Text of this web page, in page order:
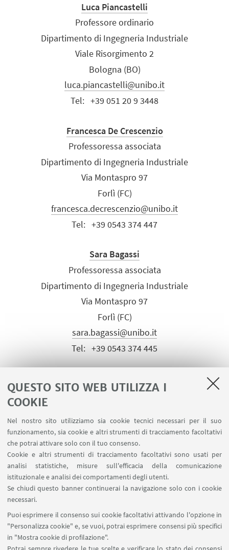
QUESTO SITO WEB UTILIZZA I
COOKIE
Nel nostro sito utilizziamo sia cookie tecnici necessari per il suo
funzionamento, sia cookie e altri strumenti di tracciamento facoltativi
che potrai attivare solo con il tuo consenso.
Cookie e altri strumenti di tracciamento facoltativi sono usati per
analisi statistiche, misure sull'efficacia della comunicazione
istituzionale e analisi dei comportamenti degli utenti.
Se chiudi questo banner continuerai la navigazione solo con i cookie
necessari.
Puoi esprimere il consenso sui cookie facoltativi attivando l'opzione in
"Personalizza cookie" e, se vuoi, potrai esprimere consensi più specifici
in "Mostra cookie di profilazione".
Luca Piancastelli
Professore ordinario
Dipartimento di Ingegneria Industriale
Viale Risorgimento 2
Bologna (BO)
luca.piancastelli@unibo.it
Tel: +39 051 20 9 3448
Francesca De Crescenzio
Professoressa associata
Dipartimento di Ingegneria Industriale
Via Montaspro 97
Forlì (FC)
francesca.decrescenzio@unibo.it
Tel: +39 0543 374 447
Sara Bagassi
Professoressa associata
Dipartimento di Ingegneria Industriale
Via Montaspro 97
Forlì (FC)
sara.bagassi@unibo.it
Tel: +39 0543 374 445
LINK UTILI
Area riservata
Prenotazione auto e sale DIN
Prenotazione auto UNIBO
Prenotazione auto Ingegneria
SEGUI UNIBO SU: